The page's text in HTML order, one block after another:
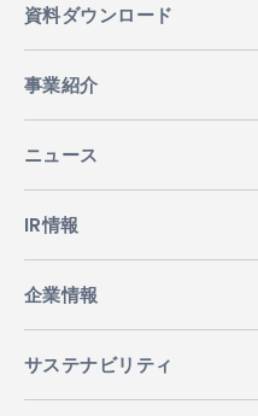
資料ダウンロード
事業紹介
ニュース
IR情報
企業情報
サステナビリティ